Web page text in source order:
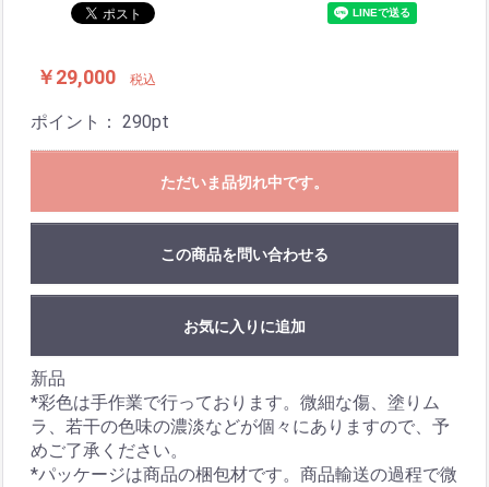
￥29,000 税込
ポイント： 290pt
ただいま品切れ中です。
この商品を問い合わせる
お気に入りに追加
新品
*彩色は手作業で行っております。微細な傷、塗りム
ラ、若干の色味の濃淡などが個々にありますので、予
めご了承ください。
*パッケージは商品の梱包材です。商品輸送の過程で微